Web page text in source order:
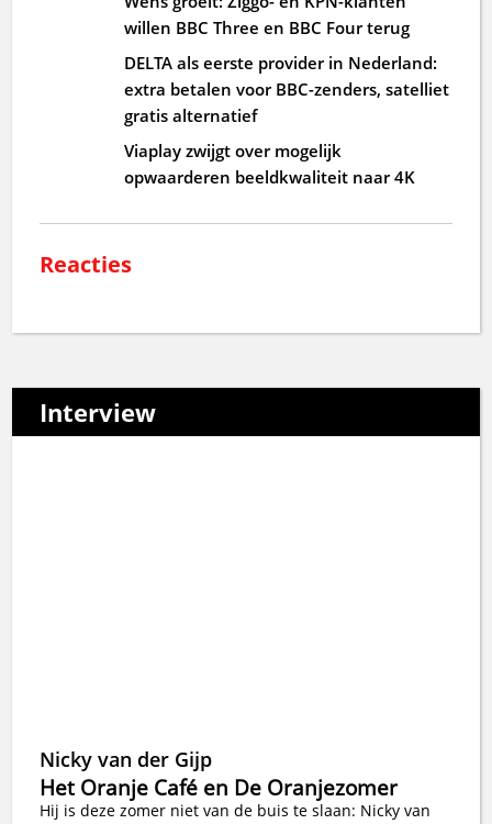
willen BBC Three en BBC Four terug
DELTA als eerste provider in Nederland:
extra betalen voor BBC-zenders, satelliet
gratis alternatief
Viaplay zwijgt over mogelijk
opwaarderen beeldkwaliteit naar 4K
Reacties
Interview
Nicky van der Gijp
Het Oranje Café en De Oranjezomer
Hij is deze zomer niet van de buis te slaan: Nicky van